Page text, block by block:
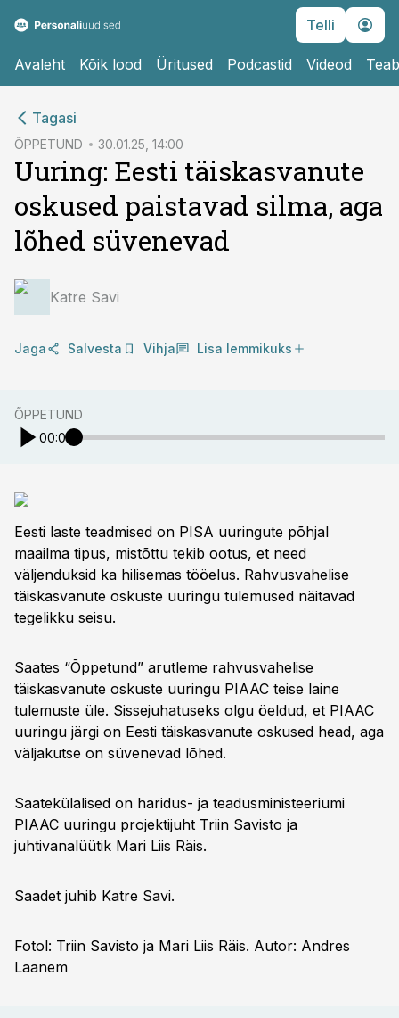
Telli
Avaleht Kõik lood Üritused Podcastid Videod
Tagasi
ÕPPETUND 30.01.25, 14:00
Uuring: Eesti täiskasvanute
oskused paistavad silma, aga
lõhed süvenevad
Katre Savi
Jaga Salvesta Vihja Lisa lemmikuks
ÕPPETUND
00:00
Eesti laste teadmised on PISA uuringute põhjal
maailma tipus, mistõttu tekib ootus, et need
väljenduksid ka hilisemas tööelus. Rahvusvahelise
täiskasvanute oskuste uuringu tulemused näitavad
tegelikku seisu.
Saates “Õppetund” arutleme rahvusvahelise
täiskasvanute oskuste uuringu PIAAC teise laine
tulemuste üle. Sissejuhatuseks olgu öeldud, et PIAAC
uuringu järgi on Eesti täiskasvanute oskused head, aga
väljakutse on süvenevad lõhed.
Saatekülalised on haridus- ja teadusministeeriumi
PIAAC uuringu projektijuht Triin Savisto ja
juhtivanalüütik Mari Liis Räis.
Saadet juhib Katre Savi.
Fotol: Triin Savisto ja Mari Liis Räis. Autor: Andres
Laanem